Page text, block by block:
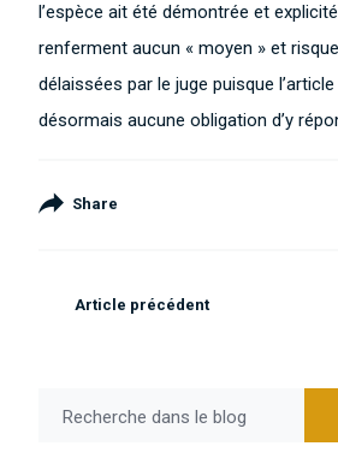
l’espèce ait été démontrée et
renferment aucun « moyen » et
délaissées par le juge puisque
désormais aucune obligation d’y
Share
Article précédent
Recherche dans le blog